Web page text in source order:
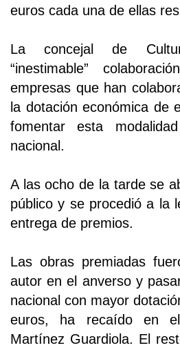
euros cada una de ellas
La concejal de
“inestimable”
empresas que han
la dotación económica de
fomentar esta
nacional.
A las ocho de la tarde se
público y se procedió a la
entrega de premios.
Las obras premiadas
autor en el anverso y
nacional con mayor
euros, ha recaído en
Martínez Guardiola. El